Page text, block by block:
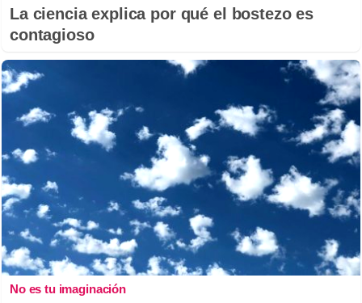
La ciencia explica por qué el bostezo es
contagioso
No es tu imaginación